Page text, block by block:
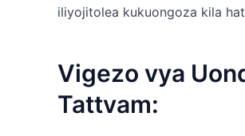
iliyojitolea kukuongoza kila
Vigezo vya
Tattvam: